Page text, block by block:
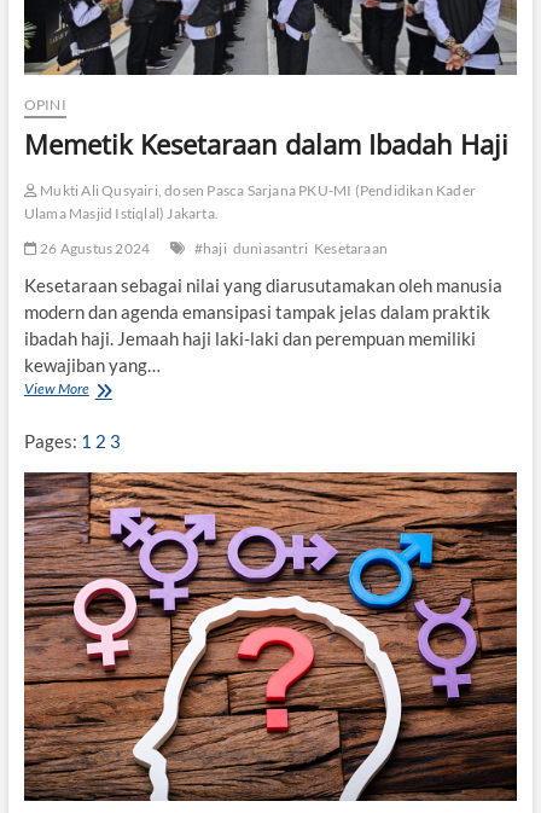
OPINI
Memetik Kesetaraan dalam Ibadah Haji
Mukti Ali Qusyairi, dosen Pasca Sarjana PKU-MI (Pendidikan Kader
Ulama Masjid Istiqlal) Jakarta.
26 Agustus 2024
#haji duniasantri Kesetaraan
Kesetaraan sebagai nilai yang diarusutamakan oleh manusia
modern dan agenda emansipasi tampak jelas dalam praktik
ibadah haji. Jemaah haji laki-laki dan perempuan memiliki
kewajiban yang…
View MoreM
m
e
t
i
k
K
e
s
e
t
a
r
a
a
n
d
a
l
Pages: 1 2 3